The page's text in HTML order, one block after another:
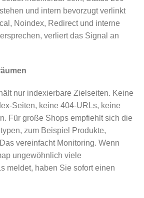
und intern bevorzugt verlinkt
Noindex, Redirect und interne
verliert das Signal an
nur indexierbare Zielseiten. Keine
Seiten, keine 404-URLs, keine
Für große Shops empfiehlt sich die
zum Beispiel Produkte,
vereinfacht Monitoring. Wenn
ungewöhnlich viele
meldet, haben Sie sofort einen